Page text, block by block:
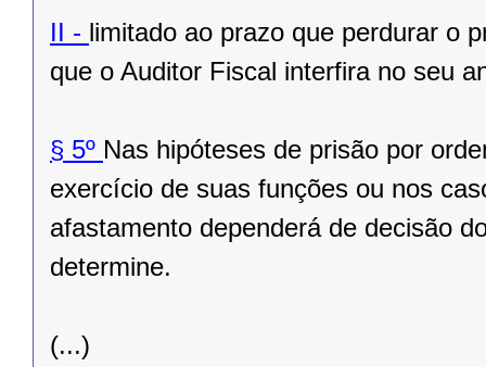
II - limitado ao prazo que perdurar o
que o Auditor Fiscal interfira no seu
§ 5º Nas hipóteses de prisão por
exercício de suas funções ou nos
afastamento dependerá de decisão
determine.
(...)